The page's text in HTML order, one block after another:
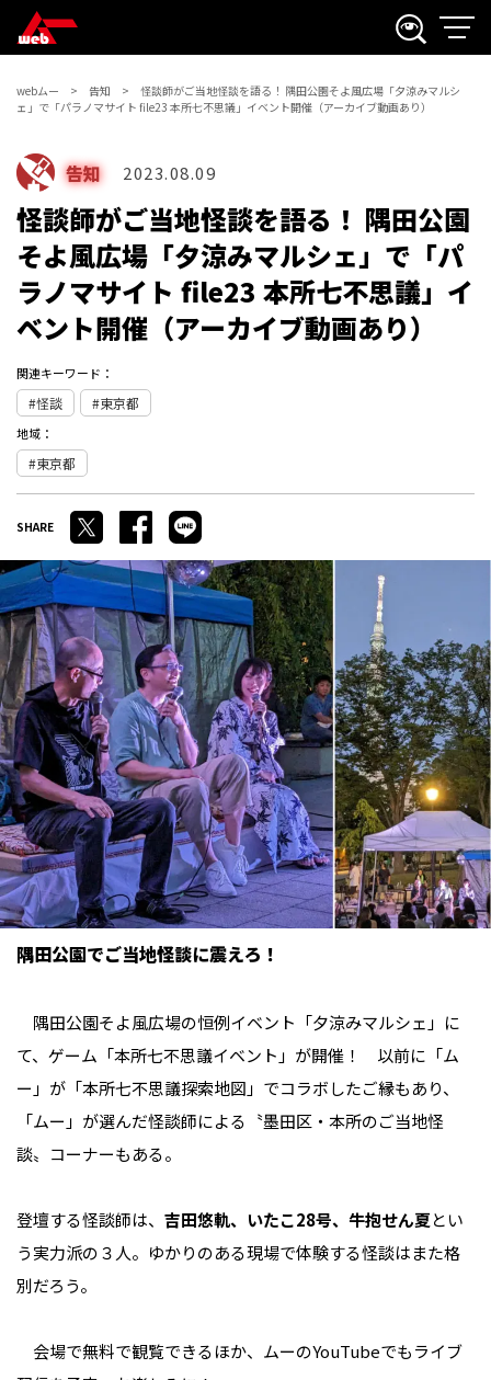
webムー 告知
怪談師がご当地怪談を語る！ 隅田公園そよ風広場「夕涼みマルシ
ェ」で「パラノマサイト file23 本所七不思議」イベント開催（アーカイブ動画あり）
告知 2023.08.09
怪談師がご当地怪談を語る！ 隅田公園
そよ風広場「夕涼みマルシェ」で「パ
ラノマサイト file23 本所七不思議」イ
ベント開催（アーカイブ動画あり）
関連キーワード：
怪談 東京都
地域：
東京都
隅田公園でご当地怪談に震えろ！
隅田公園そよ風広場の恒例イベント「夕涼みマルシェ」に
て、ゲーム「本所七不思議イベント」が開催！ 以前に「ム
ー」が「本所七不思議探索地図」でコラボしたご縁もあり、
「ムー」が選んだ怪談師による〝墨田区・本所のご当地怪
談〟コーナーもある。
登壇する怪談師は、 吉田悠軌、いたこ28号、牛抱せん夏とい
う実力派の３人。ゆかりのある現場で体験する怪談はまた格
別だろう。
会場で無料で観覧できるほか、ムーのYouTubeでもライブ